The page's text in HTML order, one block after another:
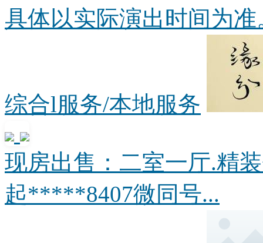
具体以实际演出时间为准
综合l服务/本地服务
现房出售：二室一厅.精
起*****8407微同号...